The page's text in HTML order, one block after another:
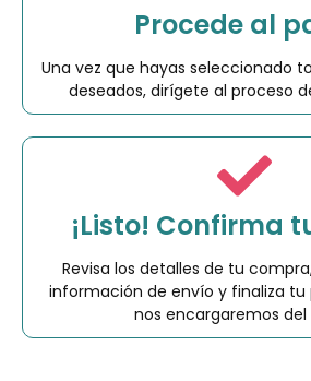
Procede al
Una vez que hayas seleccionado
deseados, dirígete al proceso
¡Listo! Confirma
Revisa los detalles de tu
información de envío y finaliza tu
nos encargaremos del